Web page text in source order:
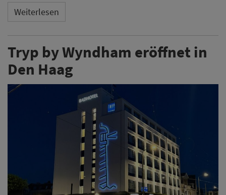
Weiterlesen
Tryp by Wyndham eröffnet in
Den Haag